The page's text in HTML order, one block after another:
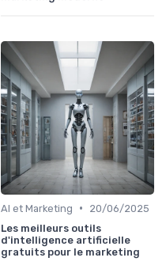
AI et Marketing •
20/06/2025
Les meilleurs outils
d'intelligence artificielle
gratuits pour le marketing